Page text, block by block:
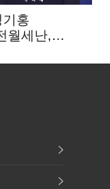
기홍
월세난,
급 문제"…닥공